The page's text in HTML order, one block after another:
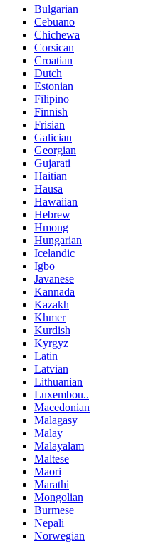
Bulgarian
Cebuano
Chichewa
Corsican
Croatian
Dutch
Estonian
Filipino
Finnish
Frisian
Galician
Georgian
Gujarati
Haitian
Hausa
Hawaiian
Hebrew
Hmong
Hungarian
Icelandic
Igbo
Javanese
Kannada
Kazakh
Khmer
Kurdish
Kyrgyz
Latin
Latvian
Lithuanian
Luxembou..
Macedonian
Malagasy
Malay
Malayalam
Maltese
Maori
Marathi
Mongolian
Burmese
Nepali
Norwegian